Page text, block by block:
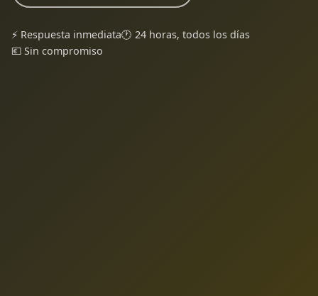
⚡ Respuesta inmediata🕐 24 horas, todos los días
💶 Sin compromiso